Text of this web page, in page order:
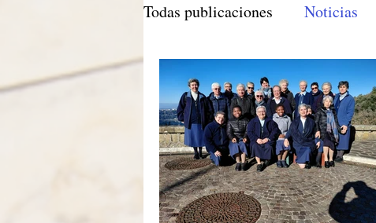
Todas publicaciones Noticias
Brasil Caxias do Sul Brasil
Itália-Albania-Mozambico